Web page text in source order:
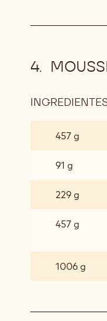
457 g
91 g
229 g
457 g
1006 g